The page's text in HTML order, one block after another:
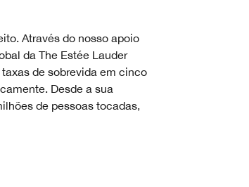
Através do nosso apoio
da The Estée Lauder
de sobrevida em cinco
Desde a sua
de pessoas tocadas,